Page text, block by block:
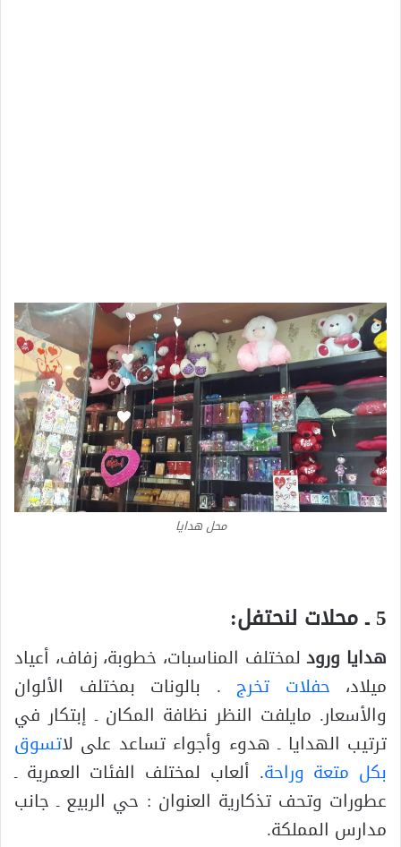
محل هدايا
5 ـ محلات لنحتفل:
هدايا ورودلمختلف المناسبات، خطوبة، زفاف، أعياد
ميلاد، حفلات تخرج . بالونات بمختلف الألوان
والأسعار. مايلفت النظر نظافة المكان ـ إبتكار في
ترتيب الهدايا ـ هدوء وأجواء تساعد على لاتسوق
بكل متعة وراحة. ألعاب لمختلف الفئات العمرية ـ
عطورات وتحف تذكارية العنوان : حي الربيع ـ جانب
مدارس المملكة.